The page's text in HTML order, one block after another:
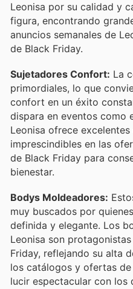
Leonisa por su calidad y
figura, encontrando
anuncios semanales de
de Black Friday.
Sujetadores Confort: La
primordiales, lo que
confort en un éxito
dispara en eventos como
Leonisa ofrece
imprescindibles en las
de Black Friday para
bienestar.
Bodys Moldeadores:
muy buscados por
definida y elegante. Los
Leonisa son
Friday, reflejando su alta
los catálogos y ofertas
lucir espectacular con los